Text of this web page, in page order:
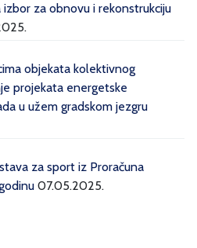
za obnovu i rekonstrukciju
objekata kolektivnog
projekata energetske
u užem gradskom jezgru
za sport iz Proračuna
07.05.2025.